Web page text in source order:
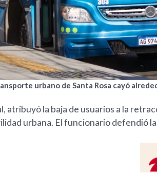
urbano de Santa Rosa cayó
la baja de usuarios a la
urbana. El funcionario defendió